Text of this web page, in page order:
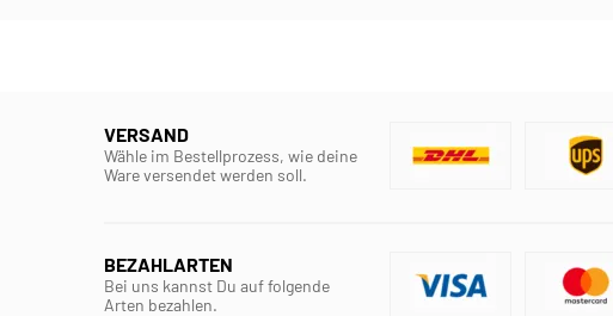
VERSAND
Wähle im Bestellprozess, wie deine
Ware versendet werden soll.
BEZAHLARTEN
Bei uns kannst Du auf folgende
Arten bezahlen.